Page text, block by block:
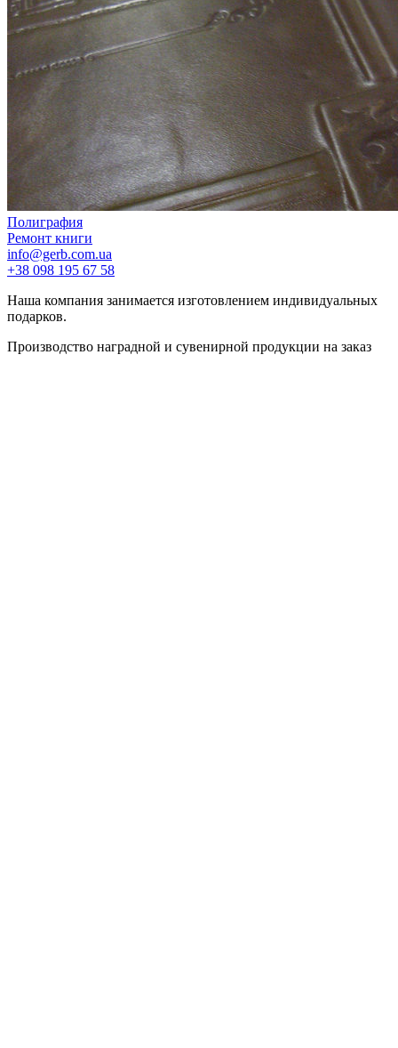
Полиграфия
Ремонт книги
info@gerb.com.ua
+38 098 195 67 58
Наша компания занимается изготовлением индивидуальных
подарков.
Производство наградной и сувенирной продукции на заказ